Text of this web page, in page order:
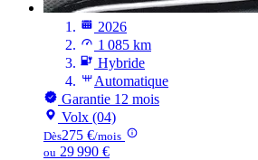
2026
1 085 km
Hybride
Automatique
Garantie 12 mois
Volx (04)
Dès275 €/mois
ou 29 990 €